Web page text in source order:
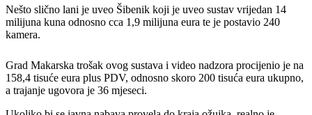
Nešto slično lani je uveo Šibenik koji je uveo sustav vrijedan 14
milijuna kuna odnosno cca 1,9 milijuna eura te je postavio 240
kamera.
Grad Makarska trošak ovog sustava i video nadzora procijenio je na
158,4 tisuće eura plus PDV, odnosno skoro 200 tisuća eura ukupno,
a trajanje ugovora je 36 mjeseci.